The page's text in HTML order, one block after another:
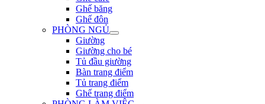
Ghế băng
Ghế đôn
PHÒNG NGỦ
Giường
Giường cho bé
Tủ đầu giường
Bàn trang điểm
Tủ trang điểm
Ghế trang điểm